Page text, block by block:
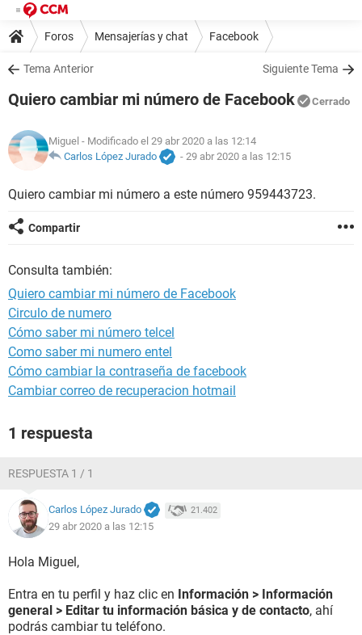
Foros Mensajerías y chat Facebook
Tema Anterior Siguiente Tema
Quiero cambiar mi número de Facebook Cerrado
Miguel - Modificado el 29 abr 2020 a las 12:14
Carlos López Jurado
- 29 abr 2020 a las 12:15
Quiero cambiar mi número a este número 959443723.
Compartir
Consulta también:
Quiero cambiar mi número de Facebook
Circulo de numero
Cómo saber mi número telcel
Como saber mi numero entel
Cómo cambiar la contraseña de facebook
Cambiar correo de recuperacion hotmail
1 respuesta
RESPUESTA 1 / 1
Carlos López Jurado 21.402
29 abr 2020 a las 12:15
Hola Miguel,
Entra en tu perfil y haz clic en Información > Información
general > Editar tu información básica y de contacto, ahí
podrás cambiar tu teléfono.